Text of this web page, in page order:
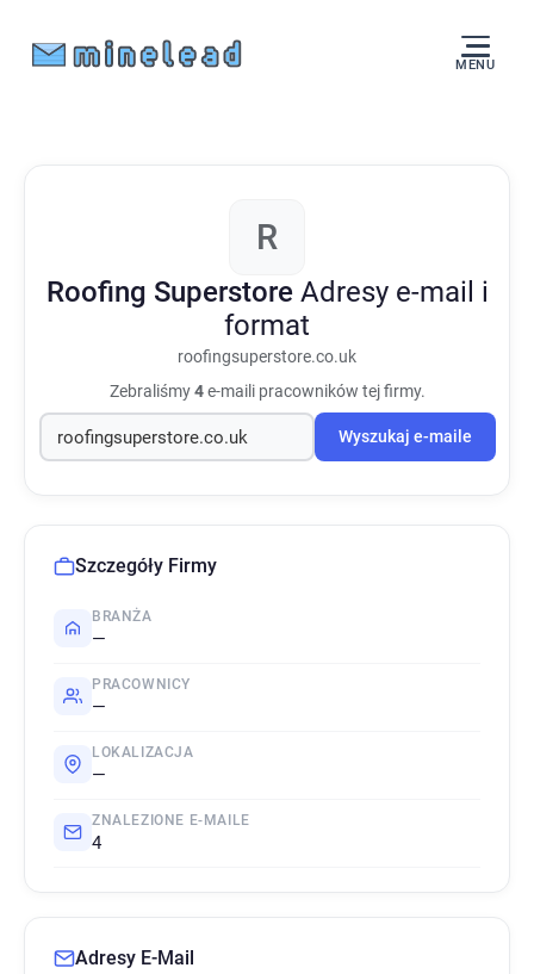
MENU
R
Roofing Superstore Adresy e-mail i
format
roofingsuperstore.co.uk
Zebraliśmy4e-maili pracowników tej firmy.
Wyszukaj e-maile
Szczegóły Firmy
BRANŻA
—
PRACOWNICY
—
LOKALIZACJA
—
ZNALEZIONE E-MAILE
4
Adresy E-Mail